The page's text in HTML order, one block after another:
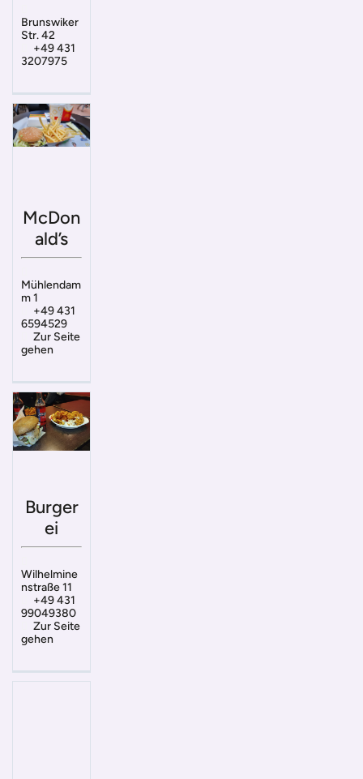
Brunswiker
Str. 42
+49 431
3207975
McDon
ald’s
Mühlendam
m 1
+49 431
6594529
Zur Seite
gehen
Burger
ei
Wilhelmine
nstraße 11
+49 431
99049380
Zur Seite
gehen